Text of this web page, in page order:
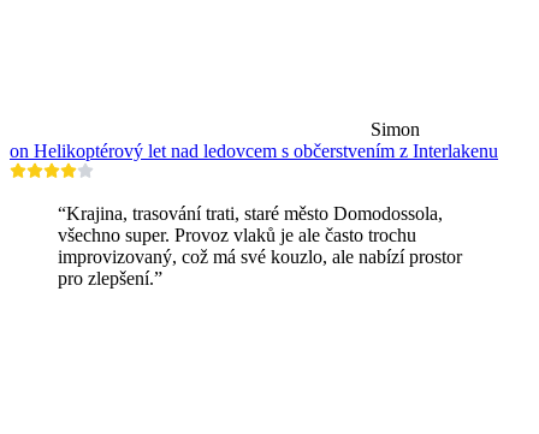
Simon
on Helikoptérový let nad ledovcem s občerstvením z Interlakenu
“Krajina, trasování trati, staré město Domodossola,
všechno super. Provoz vlaků je ale často trochu
improvizovaný, což má své kouzlo, ale nabízí prostor
pro zlepšení.”